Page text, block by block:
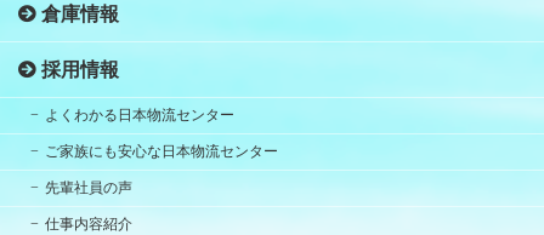
倉庫情報
採用情報
よくわかる日本物流センター
ご家族にも安心な日本物流センター
先輩社員の声
仕事内容紹介